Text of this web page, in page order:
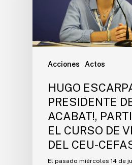
Acciones Actos
HUGO
PRESIDENTE
ACABAT!,
EL CURSO DE
DEL CEU-
El pasado miércoles 14 de